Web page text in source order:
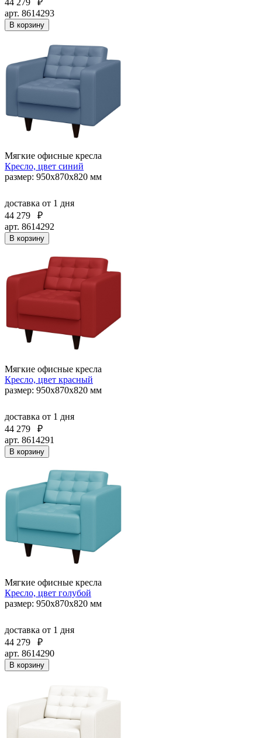
арт. 8614293
В корзину
Мягкие офисные кресла
Кресло, цвет синий
размер: 950х870х820 мм
доставка от 1 дня
44 279
₽
арт. 8614292
В корзину
Мягкие офисные кресла
Кресло, цвет красный
размер: 950х870х820 мм
доставка от 1 дня
44 279
₽
арт. 8614291
В корзину
Мягкие офисные кресла
Кресло, цвет голубой
размер: 950х870х820 мм
доставка от 1 дня
44 279
₽
арт. 8614290
В корзину